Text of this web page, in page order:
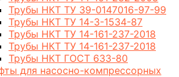
Трубы НКТ ТУ 39-0147016-97-99
Трубы НКТ ТУ 14-3-1534-87
Трубы НКТ ТУ 14-161-237-2018
Трубы НКТ ТУ 14-161-237-2018
Трубы НКТ ГОСТ 633-80
для насосно-компрессорных